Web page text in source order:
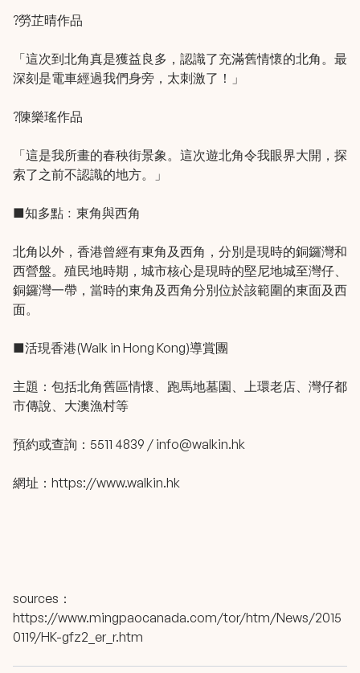
?勞芷晴作品
「這次到北角真是獲益良多，認識了充滿舊情懷的北角。最
深刻是電車經過我們身旁，太刺激了！」
?陳樂瑤作品
「這是我所畫的春秧街景象。這次遊北角令我眼界大開，探
索了之前不認識的地方。」
■知多點﹕東角與西角
北角以外，香港曾經有東角及西角，分別是現時的銅鑼灣和
西營盤。殖民地時期，城市核心是現時的堅尼地城至灣仔、
銅鑼灣一帶，當時的東角及西角分別位於該範圍的東面及西
面。
■活現香港(Walk in Hong Kong)導賞團
主題：包括北角舊區情懷、跑馬地墓園、上環老店、灣仔都
市傳說、大澳漁村等
預約或查詢：5511 4839 / info@walkin.hk
網址： https://www.walkin.hk
sources：
https://www.mingpaocanada.com/tor/htm/News/2015
0119/HK-gfz2_er_r.htm